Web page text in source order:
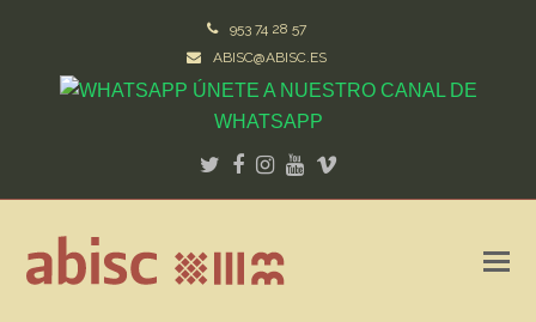
953 74 28 57
ABISC@ABISC.ES
ÚNETE A NUESTRO CANAL DE
WHATSAPP
Twitter
Facebook
Instagram
Youtube
Vimeo